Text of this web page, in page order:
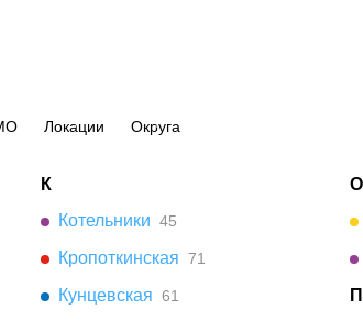
Локации Округа
К
Котельники 45
Кропоткинская 71
Кунцевская 61
О
П